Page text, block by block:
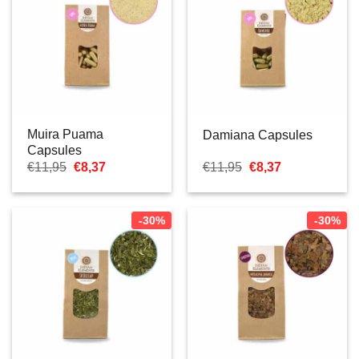
Muira Puama
Capsules
€11,95 El
original
€8,37El
actual
€8,37.
Damiana Capsules
€11,95 El
original
€8,37El
actual
€8,37.
-30% -30%